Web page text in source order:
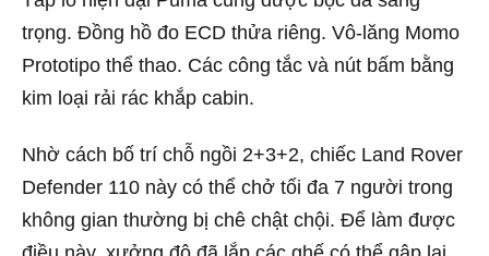
trọng. Đồng hồ đo ECD thửa riêng. Vô-lăng Momo
Prototipo thể thao. Các công tắc và nút bấm bằng
kim loại rải rác khắp cabin.
Nhờ cách bố trí chỗ ngồi 2+3+2, chiếc Land Rover
Defender 110 này có thể chở tối đa 7 người trong
không gian thường bị chê chật chội. Để làm được